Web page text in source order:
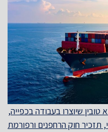
טובין שיוצרו בעבודה בכפייה,
תזכיר חוק הרחפנים ורפורמת